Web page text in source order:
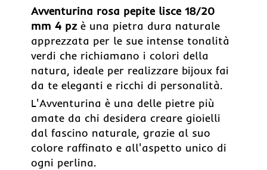
Avventurina rosa pepite lisce 18/20
mm 4 pzè una pietra dura naturale
apprezzata per le sue intense tonalità
verdi che richiamano i colori della
natura, ideale per realizzare bijoux fai
da te eleganti e ricchi di personalità.
L'Avventurina è una delle pietre più
amate da chi desidera creare gioielli
dal fascino naturale, grazie al suo
colore raffinato e all'aspetto unico di
ogni perlina.